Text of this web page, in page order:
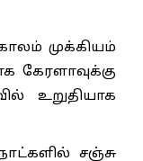
முக்கியம்
கேரளாவுக்கு
உறுதியாக
சஞ்சு